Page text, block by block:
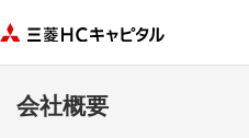
会社概要